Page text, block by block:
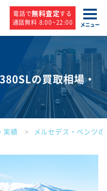
電話で無料査定する
通話無料 8:00~22:00
メニュー
の買取相場・
実績 メルセデス・ベンツ